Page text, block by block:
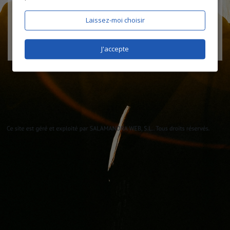
Laissez-moi choisir
J'accepte